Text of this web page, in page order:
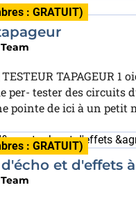
: GRATUIT)
TESTEUR TAPAGEUR 1
per- tester des circuits
pointe de ici à un petit
: GRATUIT)
et d'effets